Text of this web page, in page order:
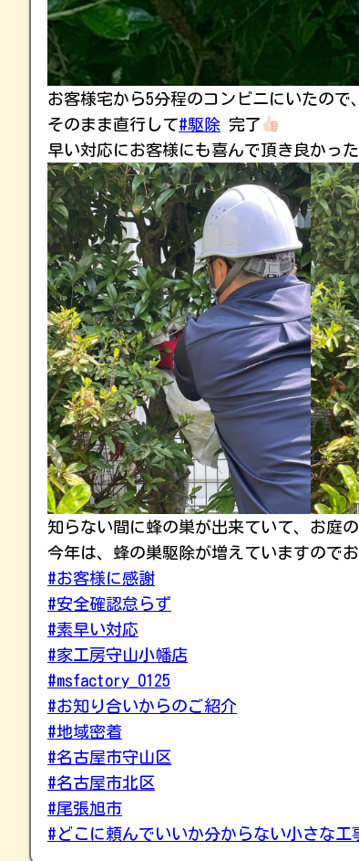
お客様宅から5分程のコンビニにいたので、
そのまま直行して#駆除 完了
早い対応にお客様にも喜んで頂き良かっ
知らない間に蜂の巣が出来ていて、お庭
今年は、蜂の巣駆除が増えていますのでお
#お客様に感謝
#安全確認怠らず
#素早い対応
#家工房守山小幡店
#msfactory_0125
#お知り合いからのご紹介
#地域密着
#名古屋市守山区
#名古屋市北区
#尾張旭市
#どこに頼んでいいか分からない小さな工